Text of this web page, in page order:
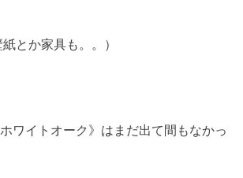
とか家具も。。）
ワイトオーク》はまだ出て間もなかっ